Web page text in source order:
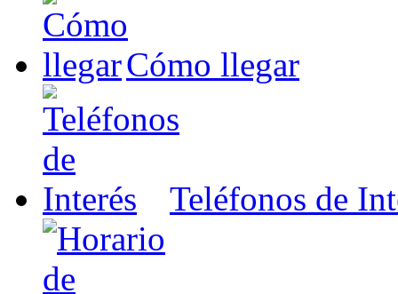
Cómo llegar
Teléfonos de